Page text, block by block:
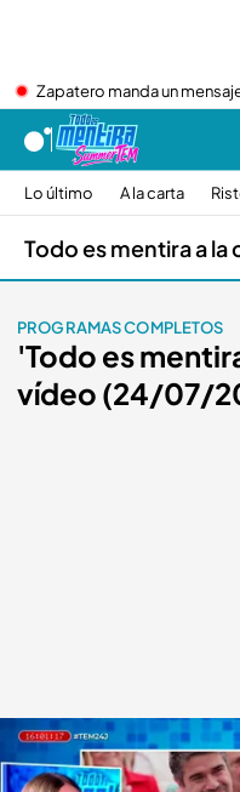
Zapatero manda un
Lo último A la carta
Todo es mentira a la
PROGRAMAS COMPLETOS
'Todo es
vídeo (24/07/
'Todo es mentira' (24/07/2025)